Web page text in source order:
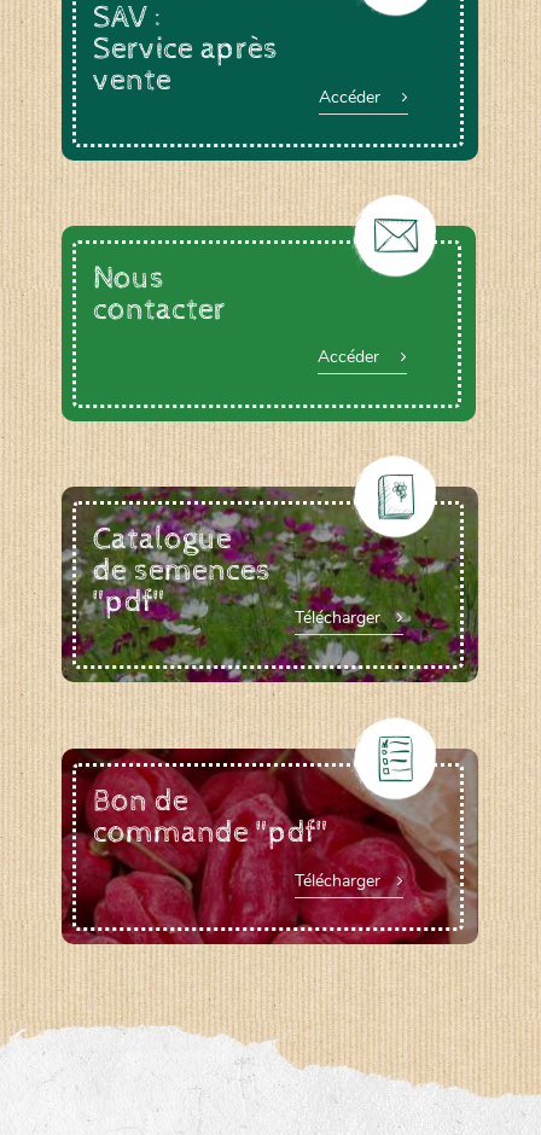
SAV :
Service après
vente
Accéder
Nous
contacter
Accéder
Catalogue
de semences
"pdf"
Télécharger
Bon de
commande "pdf"
Télécharger